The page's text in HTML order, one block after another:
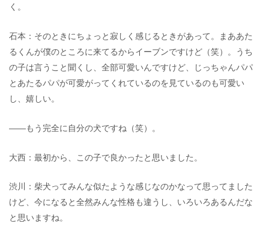
く。
石本：そのときにちょっと寂しく感じるときがあって。まああた
るくんが僕のところに来てるからイーブンですけど（笑）。うち
の子は言うこと聞くし、全部可愛いんですけど、じっちゃんパパ
とあたるパパが可愛がってくれているのを見ているのも可愛い
し、嬉しい。
――もう完全に自分の犬ですね（笑）。
大西：最初から、この子で良かったと思いました。
渋川：柴犬ってみんな似たような感じなのかなって思ってました
けど、今になると全然みんな性格も違うし、いろいろあるんだな
と思いますね。